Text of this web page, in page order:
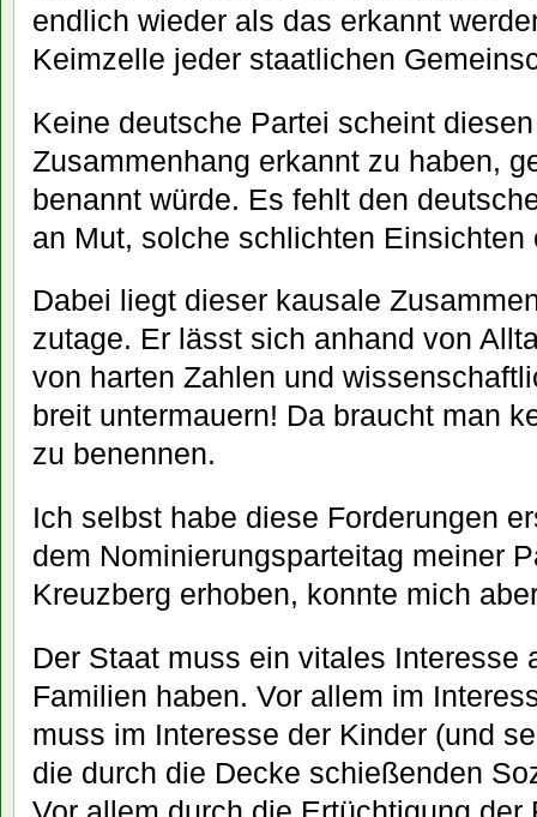
endlich wieder als das erkannt
Keimzelle jeder staatlichen
Keine deutsche Partei scheint
Zusammenhang erkannt zu haben,
benannt würde. Es fehlt den
an Mut, solche schlichten
Dabei liegt dieser kausale
zutage. Er lässt sich anhand von
von harten Zahlen und
breit untermauern! Da braucht man
zu benennen.
Ich selbst habe diese Forderungen
dem Nominierungsparteitag meiner
Kreuzberg erhoben, konnte mich
Der Staat muss ein vitales Interesse
Familien haben. Vor allem im
muss im Interesse der Kinder (und
die durch die Decke schießenden